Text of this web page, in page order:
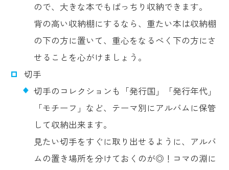
ので、大きな本でもばっちり収納できます。
背の高い収納棚にするなら、重たい本は収納棚
の下の方に置いて、重心をなるべく下の方にさ
せることを心がけましょう。
切手
切手のコレクションも「発行国」「発行年代」
「モチーフ」など、テーマ別にアルバムに保管
して収納出来ます。
見たい切手をすぐに取り出せるように、アルバ
ムの置き場所を分けておくのが◎！コマの淵に